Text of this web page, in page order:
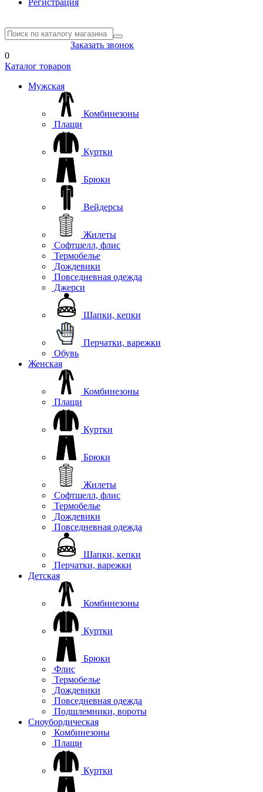
Заказать звонок
0
Каталог товаров
Мужская
Комбинезоны
Плащи
Куртки
Брюки
Вейдерсы
Жилеты
Софтшелл, флис
Термобелье
Дождевики
Повседневная одежда
Джерси
Шапки, кепки
Перчатки, варежки
Обувь
Женская
Комбинезоны
Плащи
Куртки
Брюки
Жилеты
Софтшелл, флис
Термобелье
Дождевики
Повседневная одежда
Шапки, кепки
Перчатки, варежки
Детская
Комбинезоны
Куртки
Брюки
Флис
Термобелье
Дождевики
Повседневная одежда
Подшлемники, вороты
Сноубордическая
Комбинезоны
Плащи
Куртки